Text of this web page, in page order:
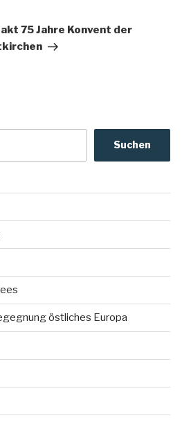
75 Jahre Konvent der
Suchen
östliches Europa